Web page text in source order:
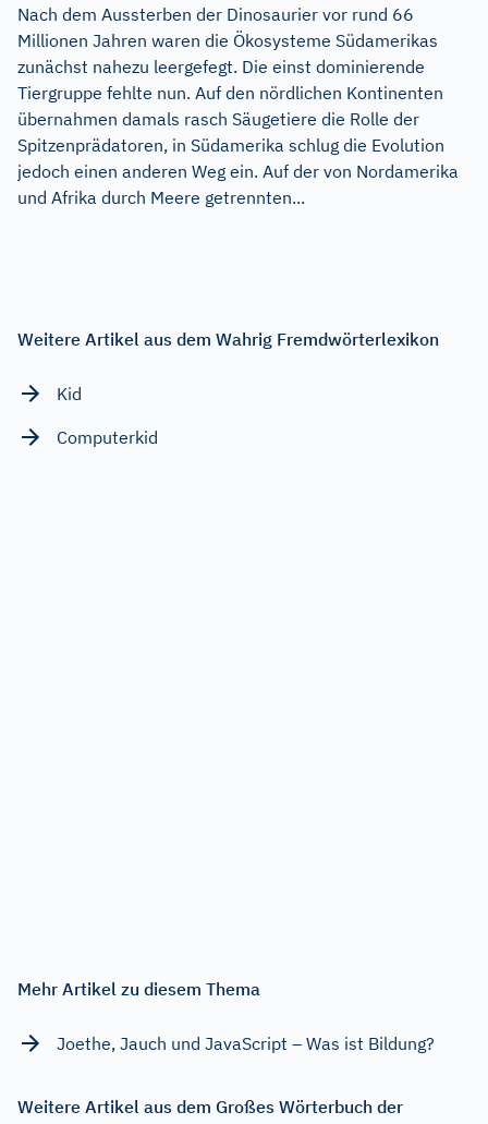
Nach dem Aussterben der Dinosaurier vor rund 66
Millionen Jahren waren die Ökosysteme Südamerikas
zunächst nahezu leergefegt. Die einst dominierende
Tiergruppe fehlte nun. Auf den nördlichen Kontinenten
übernahmen damals rasch Säugetiere die Rolle der
Spitzenprädatoren, in Südamerika schlug die Evolution
jedoch einen anderen Weg ein. Auf der von Nordamerika
und Afrika durch Meere getrennten...
Weitere Artikel aus dem Wahrig Fremdwörterlexikon
Kid
Computerkid
Mehr Artikel zu diesem Thema
Joethe, Jauch und JavaScript – Was ist Bildung?
Weitere Artikel aus dem Großes Wörterbuch der